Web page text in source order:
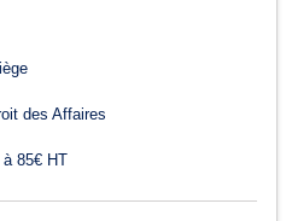
des Affaires
85€ HT